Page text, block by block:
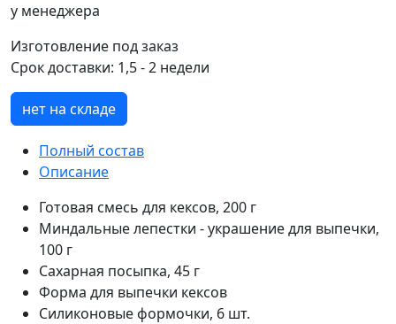
у менеджера
Изготовление под заказ
Срок доставки: 1,5 - 2 недели
нет на складе
Полный состав
Описание
Готовая смесь для кексов, 200 г
Миндальные лепестки - украшение для выпечки,
100 г
Сахарная посыпка, 45 г
Форма для выпечки кексов
Силиконовые формочки, 6 шт.